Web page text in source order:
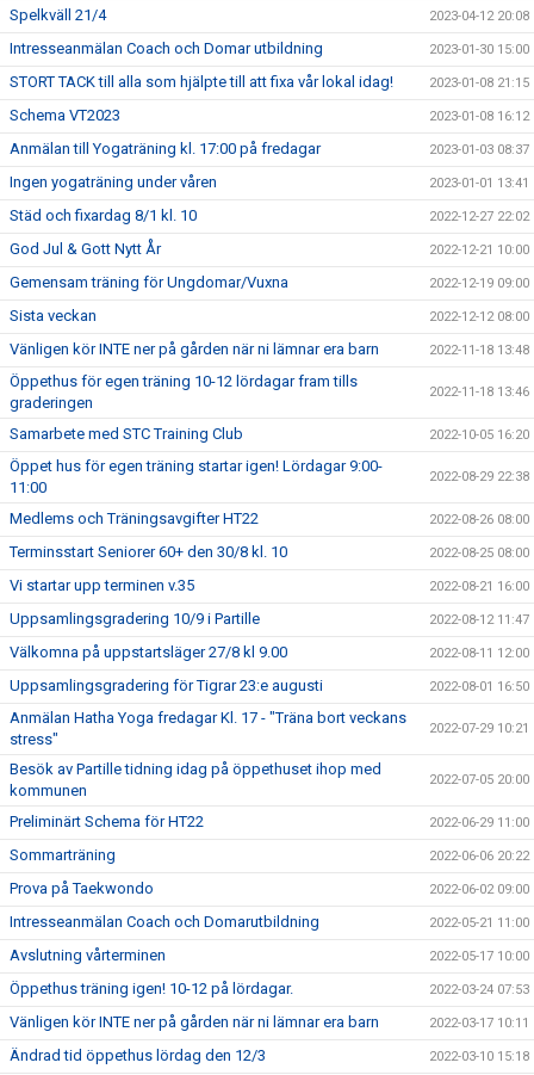
Spelkväll 21/4 2023-04-12 20:08
Intresseanmälan Coach och Domar utbildning 2023-01-30 15:00
STORT TACK till alla som hjälpte till att fixa vår lokal idag! 2023-01-08 21:15
Schema VT2023 2023-01-08 16:12
Anmälan till Yogaträning kl. 17:00 på fredagar 2023-01-03 08:37
Ingen yogaträning under våren 2023-01-01 13:41
Städ och fixardag 8/1 kl. 10 2022-12-27 22:02
God Jul & Gott Nytt År 2022-12-21 10:00
Gemensam träning för Ungdomar/Vuxna 2022-12-19 09:00
Sista veckan 2022-12-12 08:00
Vänligen kör INTE ner på gården när ni lämnar era barn 2022-11-18 13:48
Öppethus för egen träning 10-12 lördagar fram tills
graderingen
2022-11-18 13:46
Samarbete med STC Training Club 2022-10-05 16:20
Öppet hus för egen träning startar igen! Lördagar 9:00-
11:00
2022-08-29 22:38
Medlems och Träningsavgifter HT22 2022-08-26 08:00
Terminsstart Seniorer 60+ den 30/8 kl. 10 2022-08-25 08:00
Vi startar upp terminen v.35 2022-08-21 16:00
Uppsamlingsgradering 10/9 i Partille 2022-08-12 11:47
Välkomna på uppstartsläger 27/8 kl 9.00 2022-08-11 12:00
Uppsamlingsgradering för Tigrar 23:e augusti 2022-08-01 16:50
Anmälan Hatha Yoga fredagar Kl. 17 - "Träna bort veckans
stress"
2022-07-29 10:21
Besök av Partille tidning idag på öppethuset ihop med
kommunen
2022-07-05 20:00
Preliminärt Schema för HT22 2022-06-29 11:00
Sommarträning 2022-06-06 20:22
Prova på Taekwondo 2022-06-02 09:00
Intresseanmälan Coach och Domarutbildning 2022-05-21 11:00
Avslutning vårterminen 2022-05-17 10:00
Öppethus träning igen! 10-12 på lördagar. 2022-03-24 07:53
Vänligen kör INTE ner på gården när ni lämnar era barn 2022-03-17 10:11
Ändrad tid öppethus lördag den 12/3 2022-03-10 15:18